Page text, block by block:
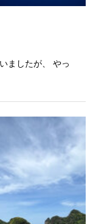
ましたが、 やっ